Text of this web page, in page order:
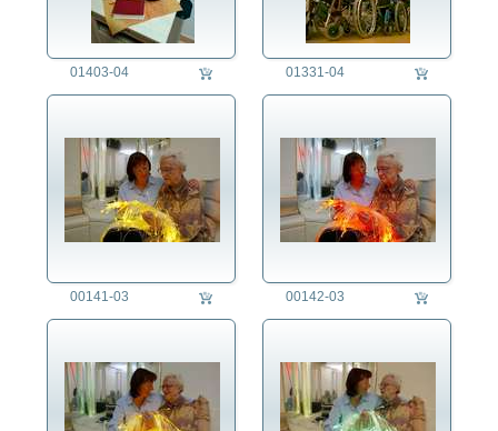
01403-04 01331-04
00141-03 00142-03